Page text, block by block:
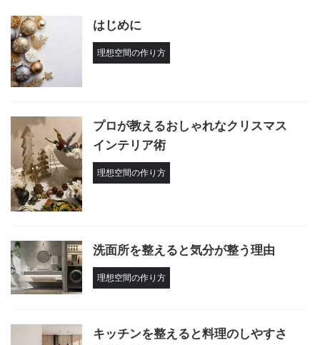
はじめに
理想空間の作り方
プロが教えるおしゃれなクリスマス
インテリア術
理想空間の作り方
洗面所を整えると気分が整う理由
理想空間の作り方
キッチンを整えると料理のしやすさ